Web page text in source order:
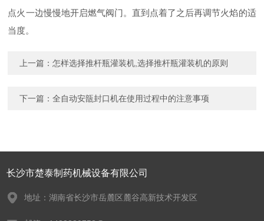
点火一边慢慢地开启燃气阀门。直到点着了之后再调节火焰的适
当度。
上一篇：怎样选择推杆瓶灌装机,选择推杆瓶灌装机的原则
下一篇：全自动安瓿封口机在使用过程中的注意事项
长沙市楚泰制药机械设备有限公司
地址：湖南省长沙市岳麓区麓谷高新技术开发区